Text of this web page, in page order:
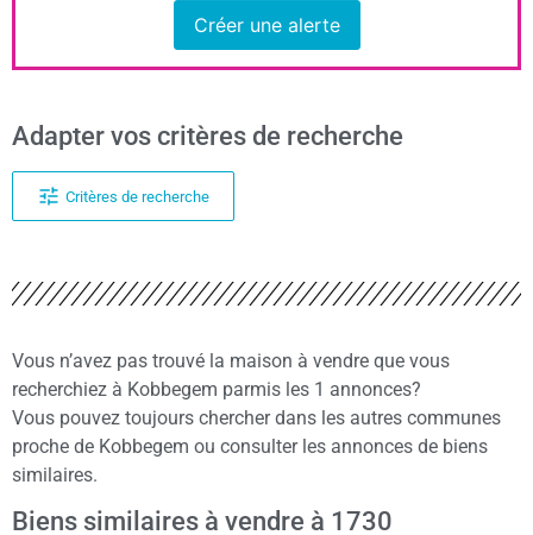
Créer une alerte
Adapter vos critères de recherche
Critères de recherche
Vous n’avez pas trouvé la maison à vendre que vous
recherchiez à Kobbegem parmis les 1 annonces?
Vous pouvez toujours chercher dans les autres communes
proche de Kobbegem ou consulter les annonces de biens
similaires.
Biens similaires à vendre à 1730